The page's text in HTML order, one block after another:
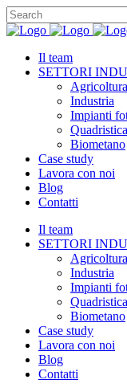
Il team
SETTORI
Agricoltura
Industria
Impianti
Quadristica
Biometano
Case study
Lavora con noi
Blog
Contatti
Il team
SETTORI
Agricoltura
Industria
Impianti
Quadristica
Biometano
Case study
Lavora con noi
Blog
Contatti